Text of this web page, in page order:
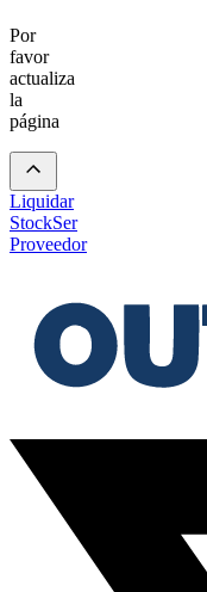
Por
favor
actualiza
la
página
Liquidar
StockSer
Proveedor